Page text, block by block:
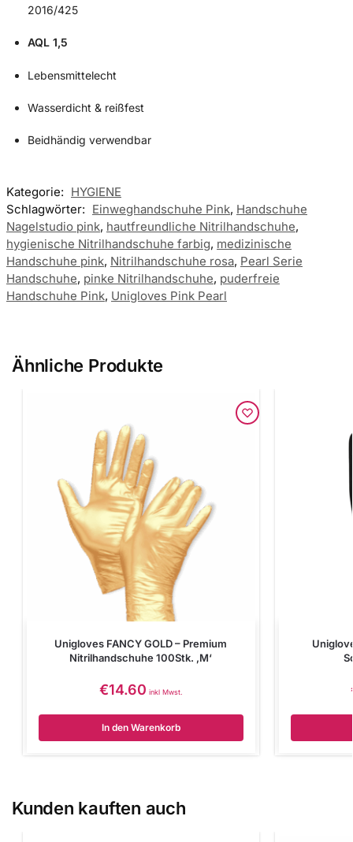
2016/425
AQL 1,5
Lebensmittelecht
Wasserdicht & reißfest
Beidhändig verwendbar
Kategorie: HYGIENE
Schlagwörter: Einweghandschuhe Pink, Handschuhe
Nagelstudio pink, hautfreundliche Nitrilhandschuhe,
hygienische Nitrilhandschuhe farbig, medizinische
Handschuhe pink, Nitrilhandschuhe rosa, Pearl Serie
Handschuhe, pinke Nitrilhandschuhe, puderfreie
Handschuhe Pink, Unigloves Pink Pearl
Ähnliche Produkte
Unigloves FANCY GOLD – Premium
Nitrilhandschuhe 100Stk. ‚M‘
€14.60 inkl Mwst.
In den Warenkorb
Kunden kauften auch